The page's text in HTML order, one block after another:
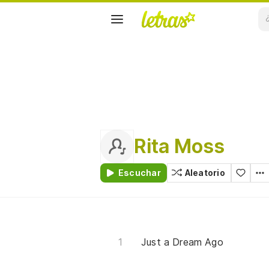
Rita Moss
Escuchar Aleatorio
Just a Dream Ago